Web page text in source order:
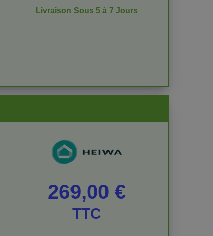
Livraison Sous 5 à 7 Jours
269,00 €
TTC